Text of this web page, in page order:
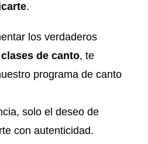
.
los verdaderos
de canto, te
programa de canto
solo el deseo de
con autenticidad.